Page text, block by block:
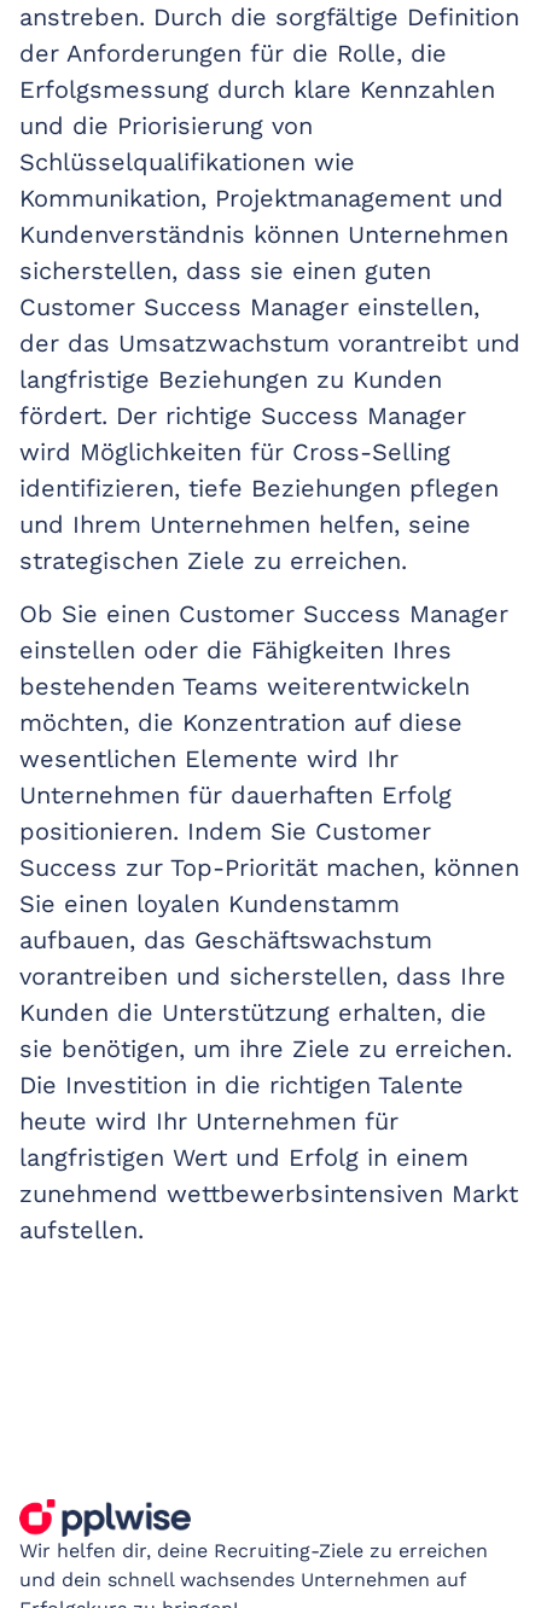
anstreben. Durch die sorgfältige Definition
der Anforderungen für die Rolle, die
Erfolgsmessung durch klare Kennzahlen
und die Priorisierung von
Schlüsselqualifikationen wie
Kommunikation, Projektmanagement und
Kundenverständnis können Unternehmen
sicherstellen, dass sie einen guten
Customer Success Manager einstellen,
der das Umsatzwachstum vorantreibt und
langfristige Beziehungen zu Kunden
fördert. Der richtige Success Manager
wird Möglichkeiten für Cross-Selling
identifizieren, tiefe Beziehungen pflegen
und Ihrem Unternehmen helfen, seine
strategischen Ziele zu erreichen.
Ob Sie einen Customer Success Manager
einstellen oder die Fähigkeiten Ihres
bestehenden Teams weiterentwickeln
möchten, die Konzentration auf diese
wesentlichen Elemente wird Ihr
Unternehmen für dauerhaften Erfolg
positionieren. Indem Sie Customer
Success zur Top-Priorität machen, können
Sie einen loyalen Kundenstamm
aufbauen, das Geschäftswachstum
vorantreiben und sicherstellen, dass Ihre
Kunden die Unterstützung erhalten, die
sie benötigen, um ihre Ziele zu erreichen.
Die Investition in die richtigen Talente
heute wird Ihr Unternehmen für
langfristigen Wert und Erfolg in einem
zunehmend wettbewerbsintensiven Markt
aufstellen.
Wir helfen dir, deine Recruiting-Ziele zu erreichen
und dein schnell wachsendes Unternehmen auf